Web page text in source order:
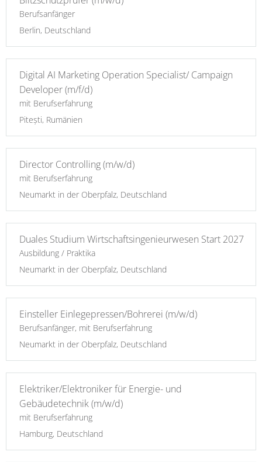
Berufsanfänger
Berlin, Deutschland
Digital AI Marketing Operation Specialist/ Campaign
Developer (m/f/d)
mit Berufserfahrung
Pitești, Rumänien
Director Controlling (m/w/d)
mit Berufserfahrung
Neumarkt in der Oberpfalz, Deutschland
Duales Studium Wirtschaftsingenieurwesen Start 2027
Ausbildung / Praktika
Neumarkt in der Oberpfalz, Deutschland
Einsteller Einlegepressen/Bohrerei (m/w/d)
Berufsanfänger, mit Berufserfahrung
Neumarkt in der Oberpfalz, Deutschland
Elektriker/Elektroniker für Energie- und
Gebäudetechnik (m/w/d)
mit Berufserfahrung
Hamburg, Deutschland